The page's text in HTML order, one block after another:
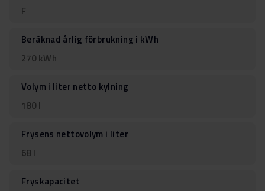
F
Beräknad årlig förbrukning i kWh
270 kWh
Volym i liter netto kylning
180 l
Frysens nettovolym i liter
68 l
Fryskapacitet